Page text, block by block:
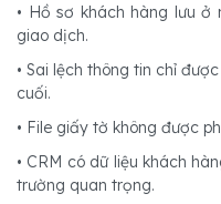
• Hồ sơ khách hàng lưu ở
giao dịch.
• Sai lệch thông tin chỉ
cuối.
• File giấy tờ không được
• CRM có dữ liệu khách
trường quan trọng.